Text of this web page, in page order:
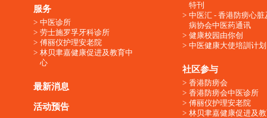
服务
中医诊所
劳士施罗孚牙科诊所
傅丽仪护理安老院
林贝聿嘉健康促进及教育中
心
最新消息
活动预告
特刊
中医汇 - 香港防痨心脏
病协会中医药通讯
健康校园由你创
中医健康大使培訓计划
社区参与
香港防痨会
香港防痨会中医诊所
傅丽仪护理安老院
林贝聿嘉健康促进及